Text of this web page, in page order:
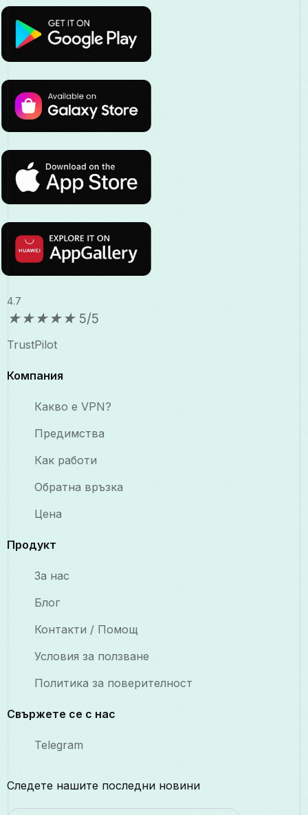
4.7
★★★★★ 5/5
TrustPilot
Компания
Какво е VPN?
Предимства
Как работи
Обратна връзка
Цена
Продукт
За нас
Блог
Контакти / Помощ
Условия за ползване
Политика за поверителност
Свържете се с нас
Telegram
Следете нашите последни новини